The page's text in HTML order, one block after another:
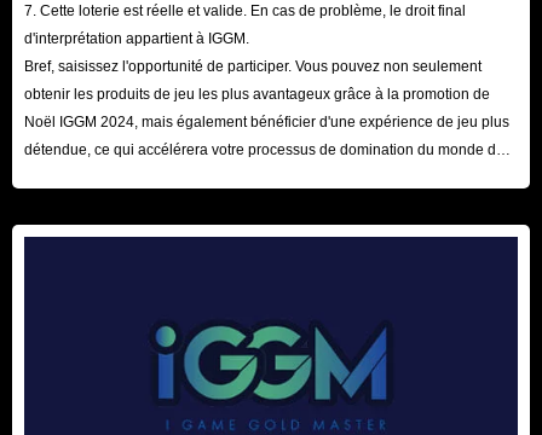
7. Cette loterie est réelle et valide. En cas de problème, le droit final
d'interprétation appartient à IGGM.
Bref, saisissez l'opportunité de participer. Vous pouvez non seulement
obtenir les produits de jeu les plus avantageux grâce à la promotion de
Noël IGGM 2024, mais également bénéficier d'une expérience de jeu plus
détendue, ce qui accélérera votre processus de domination du monde du